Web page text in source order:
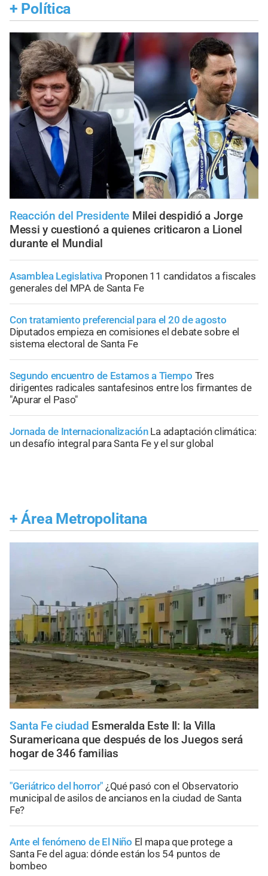
+ Política
Reacción del Presidente Milei despidió a Jorge
Messi y cuestionó a quienes criticaron a Lionel
durante el Mundial
Asamblea Legislativa Proponen 11 candidatos a fiscales
generales del MPA de Santa Fe
Con tratamiento preferencial para el 20 de agosto
Diputados empieza en comisiones el debate sobre el
sistema electoral de Santa Fe
Segundo encuentro de Estamos a Tiempo Tres
dirigentes radicales santafesinos entre los firmantes de
"Apurar el Paso"
Jornada de Internacionalización La adaptación climática:
un desafío integral para Santa Fe y el sur global
+ Área Metropolitana
Santa Fe ciudad Esmeralda Este II: la Villa
Suramericana que después de los Juegos será
hogar de 346 familias
"Geriátrico del horror" ¿Qué pasó con el Observatorio
municipal de asilos de ancianos en la ciudad de Santa
Fe?
Ante el fenómeno de El Niño El mapa que protege a
Santa Fe del agua: dónde están los 54 puntos de
bombeo